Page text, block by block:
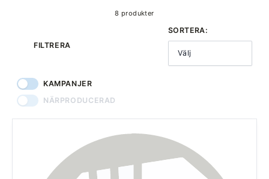
8 produkter
FILTRERA
SORTERA:
Välj
KAMPANJER
NÄRPRODUCERAD